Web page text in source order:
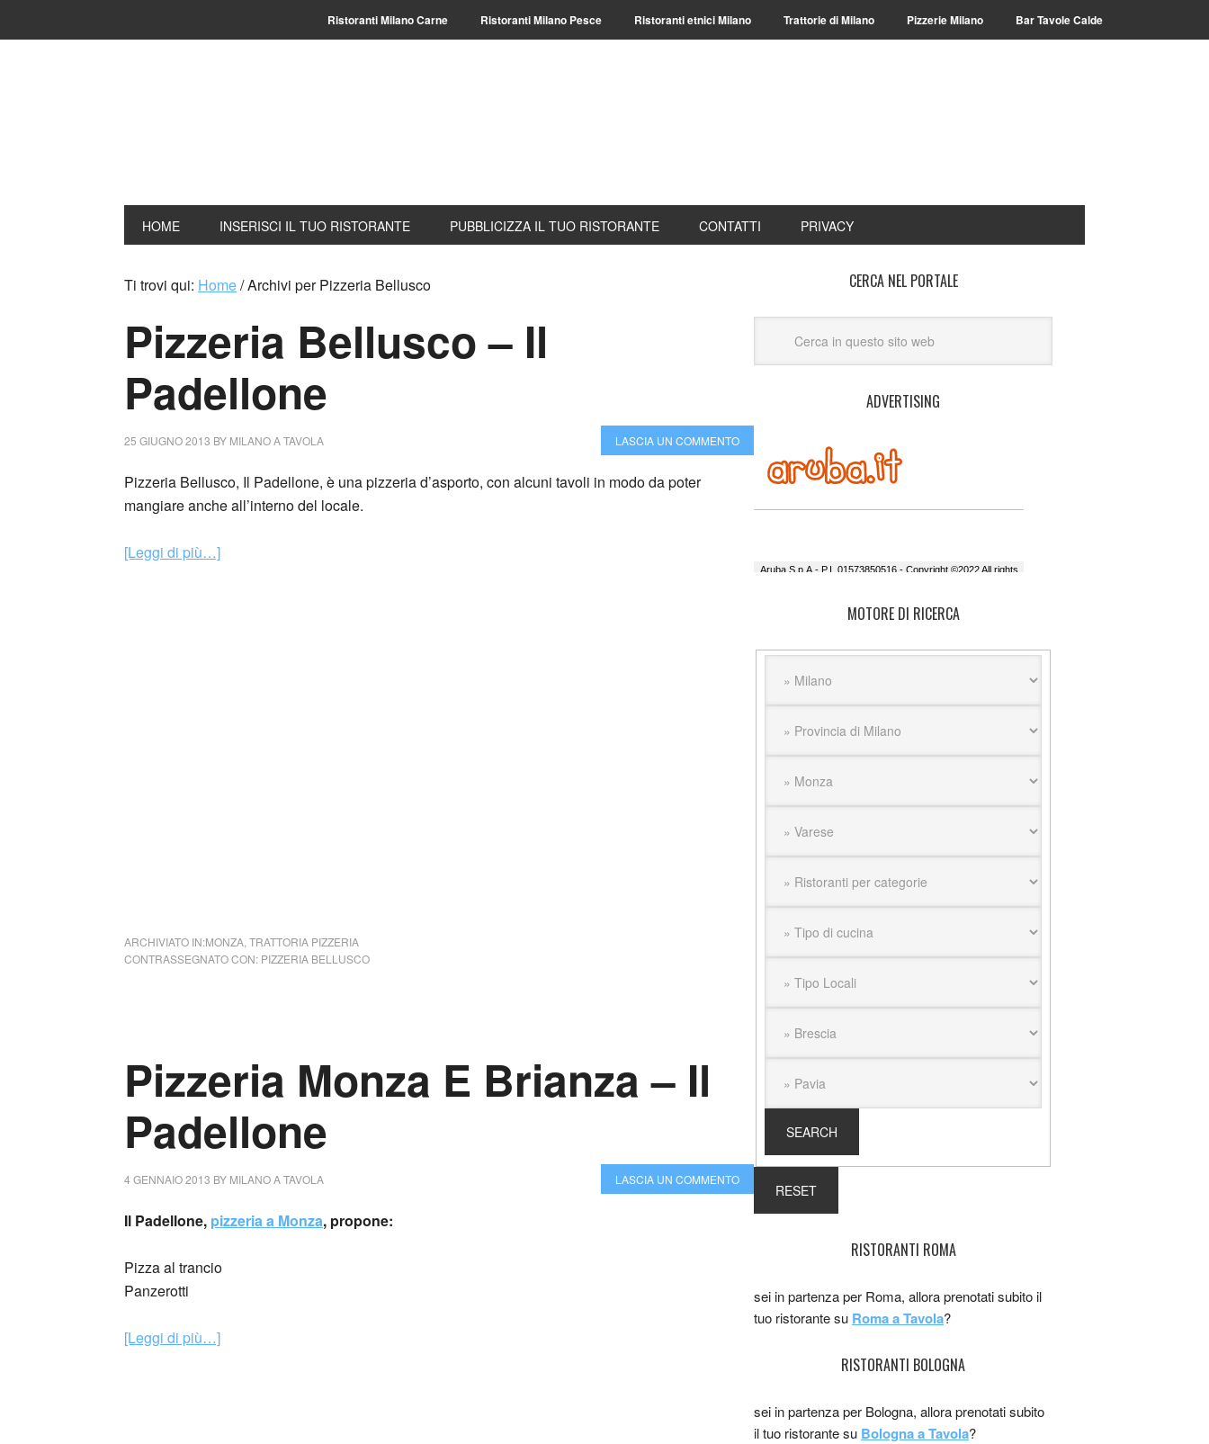
Ristoranti Milano Carne Ristoranti Milano Pesce Ristoranti etnici Milano Trattorie di Milano Pizzerie Milano Bar Tavole Calde
HOME INSERISCI IL TUO RISTORANTE PUBBLICIZZA IL TUO RISTORANTE CONTATTI PRIVACY
Ti trovi qui: Home/Archivi per Pizzeria Bellusco
Pizzeria Bellusco – Il
Padellone
25 GIUGNO 2013 BY MILANO A TAVOLA LASCIA UN COMMENTO
Pizzeria Bellusco, Il Padellone, è una pizzeria d’asporto, con alcuni tavoli in modo da poter
mangiare anche all’interno del locale.
[Leggi di più…]
ARCHIVIATO IN:MONZA TRATTORIA PIZZERIA
CONTRASSEGNATO CON: PIZZERIA BELLUSCO
Pizzeria Monza E Brianza – Il
Padellone
4 GENNAIO 2013 BY MILANO A TAVOLA LASCIA UN COMMENTO
Il Padellone, pizzeria a Monza, propone:
Pizza al trancio
Panzerotti
[Leggi di più…]
CERCA NEL PORTALE
ADVERTISING
MOTORE DI RICERCA
RISTORANTI ROMA
sei in partenza per Roma, allora prenotati subito il
tuo ristorante su Roma a Tavola?
RISTORANTI BOLOGNA
sei in partenza per Bologna, allora prenotati subito
il tuo ristorante su Bologna a Tavola?